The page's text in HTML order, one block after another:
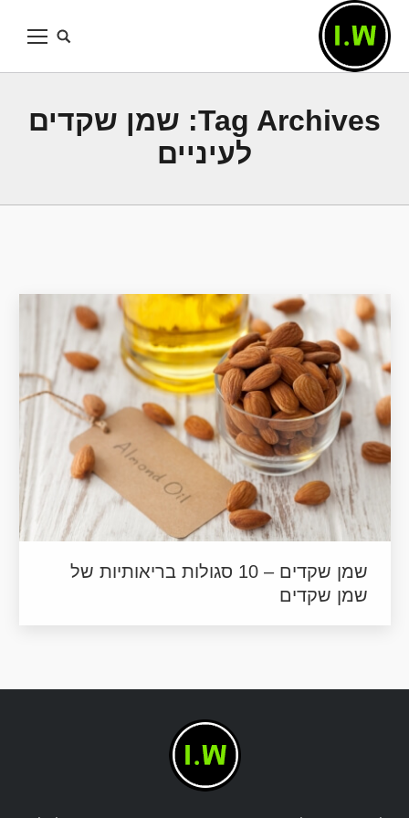
Tag Archives: שמן שקדים
לעיניים
שמן שקדים – 10 סגולות בריאותיות של
שמן שקדים